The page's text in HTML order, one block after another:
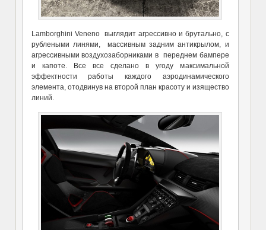
Lamborghini Veneno выглядит агрессивно и брутально, с
рублеными линями, массивным задним антикрылом, и
агрессивными воздухозаборниками в переднем бампере
и капоте. Все все сделано в угоду максимальной
эффектности работы каждого аэродинамического
элемента, отодвинув на второй план красоту и изящество
линий.